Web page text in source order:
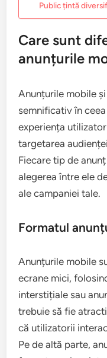
Public țintă
Care sunt
anunțurile
Anunțurile mobile
semnificativ în
experiența
targetarea
Fiecare tip de
alegerea între ele
ale campaniei tale.
Formatul
Anunțurile mobile
ecrane mici,
interstițiale sau
trebuie să fie
că utilizatorii
Pe de altă parte,